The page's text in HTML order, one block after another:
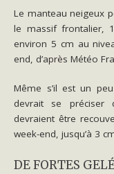
Le manteau neigeux
le massif frontalier,
environ 5 cm au
end, d’après Météo
Même s’il est un
devrait se préciser
devraient être
week-end, jusqu’à 3
DE FORTES